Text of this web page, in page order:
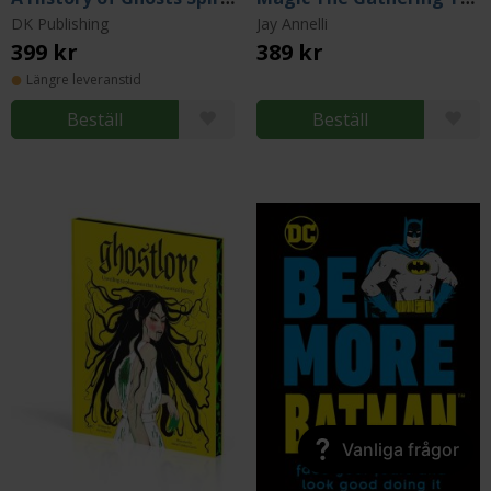
DK Publishing
399 kr
Längre leveranstid
Beställ
Jay Annelli
389 kr
Beställ
Vanliga frågor